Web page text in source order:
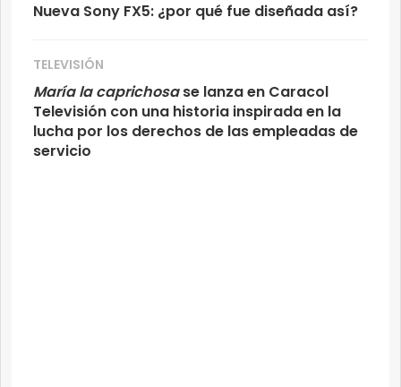
Nueva Sony FX5: ¿por qué fue diseñada así?
TELEVISIÓN
María la caprichosase lanza en Caracol
Televisión con una historia inspirada en la
lucha por los derechos de las empleadas de
servicio